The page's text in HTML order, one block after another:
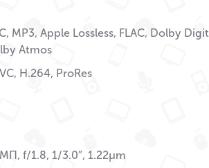
MP3, Apple Lossless, FLAC, Dolby
Atmos
H.264, ProRes
f/1.8, 1/3.0″, 1.22µm